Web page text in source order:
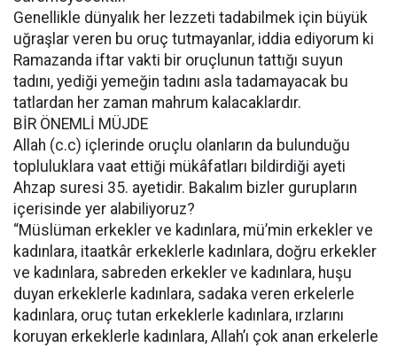
Genellikle dünyalık her lezzeti tadabilmek için büyük
uğraşlar veren bu oruç tutmayanlar, iddia ediyorum ki
Ramazanda iftar vakti bir oruçlunun tattığı suyun
tadını, yediği yemeğin tadını asla tadamayacak bu
tatlardan her zaman mahrum kalacaklardır.
BİR ÖNEMLİ MÜJDE
Allah (c.c) içlerinde oruçlu olanların da bulunduğu
topluluklara vaat ettiği mükâfatları bildirdiği ayeti
Ahzap suresi 35. ayetidir. Bakalım bizler gurupların
içerisinde yer alabiliyoruz?
“Müslüman erkekler ve kadınlara, mü’min erkekler ve
kadınlara, itaatkâr erkeklerle kadınlara, doğru erkekler
ve kadınlara, sabreden erkekler ve kadınlara, huşu
duyan erkeklerle kadınlara, sadaka veren erkelerle
kadınlara, oruç tutan erkeklerle kadınlara, ırzlarını
koruyan erkeklerle kadınlara, Allah’ı çok anan erkelerle